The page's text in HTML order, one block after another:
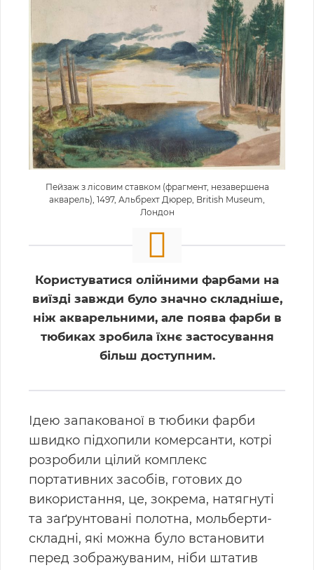
Пейзаж з лісовим ставком (фрагмент, незавершена
акварель), 1497, Альбрехт Дюрер, British Museum,
Лондон
Користуватися олійними фарбами на
виїзді завжди було значно складніше,
ніж акварельними, але поява фарби в
тюбиках зробила їхнє застосування
більш доступним.
Ідею запакованої в тюбики фарби
швидко підхопили комерсанти, котрі
розробили цілий комплекс
портативних засобів, готових до
використання, це, зокрема, натягнуті
та заґрунтовані полотна, мольберти-
складні, які можна було встановити
перед зображуваним, ніби штатив